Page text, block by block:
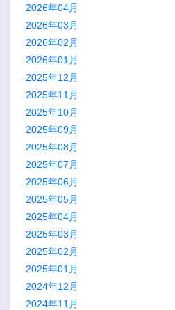
2026年04月
2026年03月
2026年02月
2026年01月
2025年12月
2025年11月
2025年10月
2025年09月
2025年08月
2025年07月
2025年06月
2025年05月
2025年04月
2025年03月
2025年02月
2025年01月
2024年12月
2024年11月